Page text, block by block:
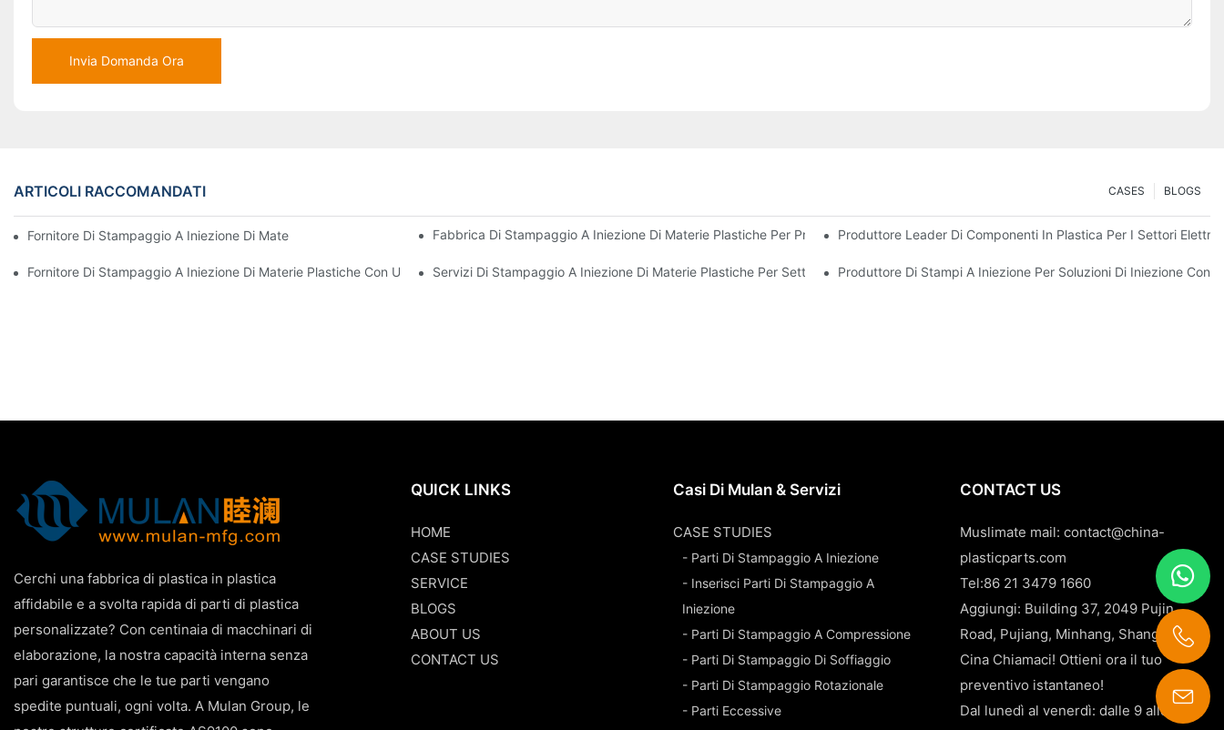
Invia Domanda Ora
ARTICOLI RACCOMANDATI BLOGS
CASES
Fornitore Di Stampaggio A Iniezione Di Materie Plastiche Con Vasta Esperienza Nel SettoreFabbrica Di Stampaggio A Iniezione Di Materie Plastiche Per Prodotti Di Qualità PremiumProduttore Leader Di Componenti In Plastica Per I Settori
Fornitore Di Stampaggio A Iniezione Di Materie Plastiche Con Una Vasta Gamma Di ProdottiServizi Di Stampaggio A Iniezione Di Materie Plastiche Per Settori SpecializzatiProduttore Di Stampi A Iniezione Per Soluzioni Di Iniezione
Cerchi una fabbrica di plastica in plastica
affidabile e a svolta rapida di parti di plastica
personalizzate? Con centinaia di macchinari di
elaborazione, la nostra capacità interna senza
pari garantisce che le tue parti vengano
spedite puntuali, ogni volta. A Mulan Group, le
QUICK LINKS
HOME
CASE STUDIES
SERVICE
BLOGS
ABOUT US
CONTACT US
Casi Di Mulan & Servizi
CASE STUDIES
- Parti Di Stampaggio A Iniezione
- Inserisci Parti Di Stampaggio A
Iniezione
- Parti Di Stampaggio A Compressione
- Parti Di Stampaggio Di Soffiaggio
- Parti Di Stampaggio Rotazionale
- Parti Eccessive
CONTACT US
Muslimate mail:contact@china-
plasticparts.com
Tel:86 21 3479 1660
Aggiungi: Building 37, 2049 Pujin
Road, Pujiang, Minhang, Shanghai,
Cina Chiamaci! Ottieni ora il tuo
preventivo istantaneo!
Dal lunedì al venerdì: dalle 9 alle 18